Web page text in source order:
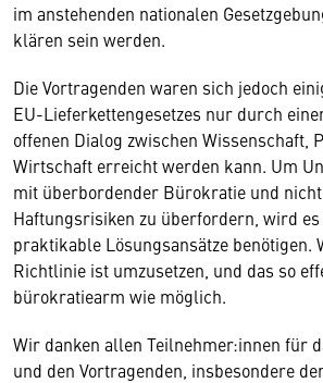
im anstehenden nationalen
klären sein werden.
Die Vortragenden waren sich jedoch
EU-Lieferkettengesetzes nur durch
offenen Dialog zwischen Wissenschaft,
Wirtschaft erreicht werden kann. Um
mit überbordender Bürokratie und
Haftungsrisiken zu überfordern, wird
praktikable Lösungsansätze benötigen.
Richtlinie ist umzusetzen, und das so
bürokratiearm wie möglich.
Wir danken allen Teilnehmer:innen für
und den Vortragenden, insbesondere